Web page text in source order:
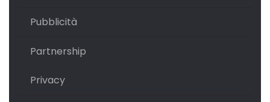
Pubblicità
Partnership
Privacy